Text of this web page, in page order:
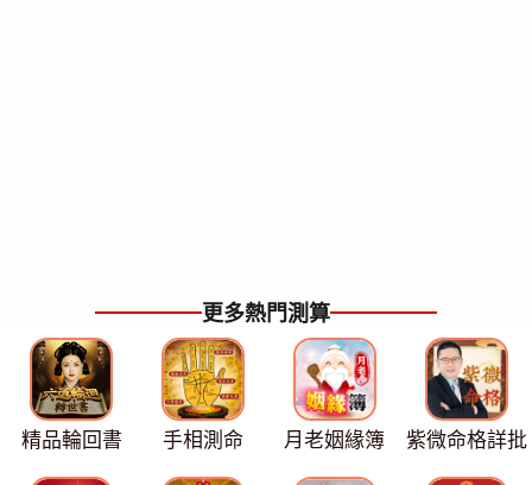
更多熱門測算
精品輪回書 手相測命 月老姻緣簿 紫微命格詳批